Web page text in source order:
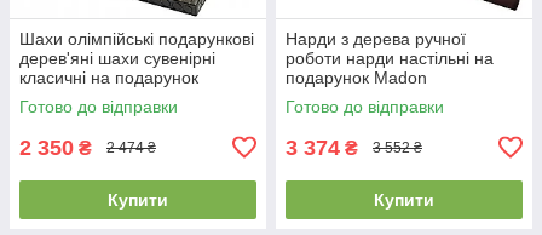
Шахи олімпійські подарункові
дерев'яні шахи сувенірні
класичні на подарунок
MADON OLYMPIC (35x35см)
Готово до відправки
2 350 ₴ 2 474 ₴
Купити
Нарди з дерева ручної
роботи нарди настільні на
подарунок Madon
Backgammon Duze розмір 48
х 57 см вага 2 кг
Готово до відправки
3 374 ₴ 3 552 ₴
Купити